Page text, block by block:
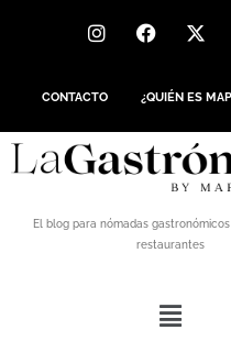
CONTACTO ¿QUIÉN ES
El blog para nómadas
restaurantes